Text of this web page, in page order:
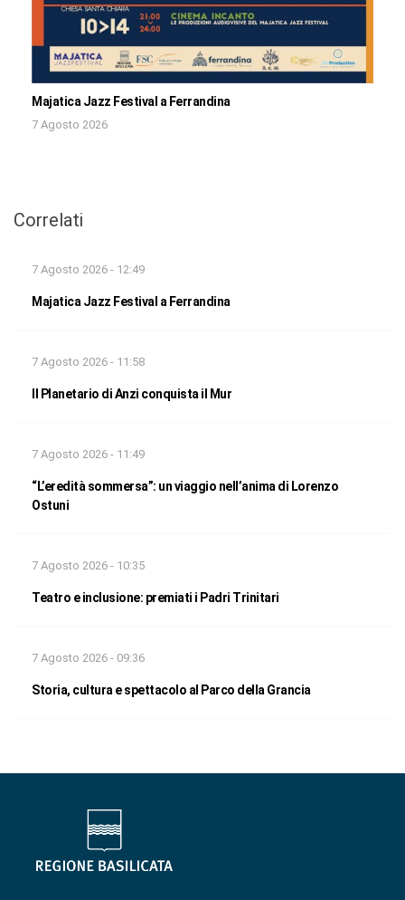
Majatica Jazz Festival a Ferrandina
7 Agosto 2026
Correlati
7 Agosto 2026 - 12:49
Majatica Jazz Festival a Ferrandina
7 Agosto 2026 - 11:58
Il Planetario di Anzi conquista il Mur
7 Agosto 2026 - 11:49
“L’eredità sommersa”: un viaggio nell’anima di Lorenzo
Ostuni
7 Agosto 2026 - 10:35
Teatro e inclusione: premiati i Padri Trinitari
7 Agosto 2026 - 09:36
Storia, cultura e spettacolo al Parco della Grancia